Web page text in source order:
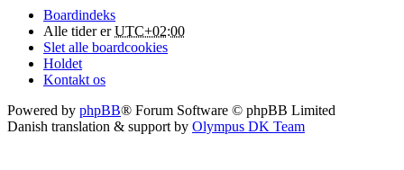
Boardindeks
Alle tider erUTC+02:00
Slet alle boardcookies
Holdet
Kontakt os
Powered by phpBB® Forum Software © phpBB Limited
Danish translation & support by Olympus DK Team